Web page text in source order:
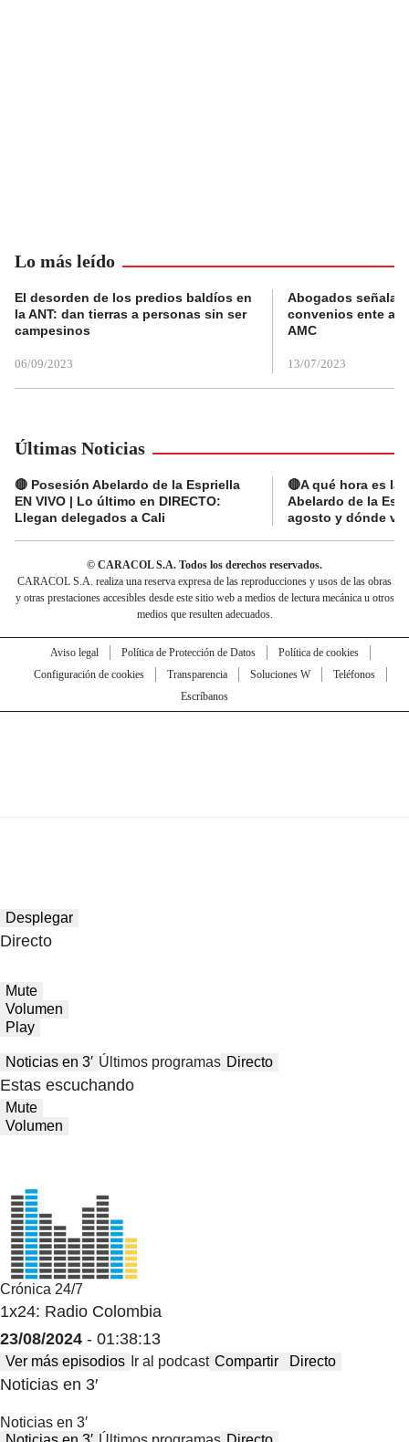
Lo más leído
El desorden de los predios baldíos en
la ANT: dan tierras a personas sin ser
campesinos
06/09/2023
Abogados
convenios ente
AMC
13/07/2023
Últimas Noticias
🔴 Posesión Abelardo de la Espriella
EN VIVO | Lo último en DIRECTO:
Llegan delegados a Cali
🔴A qué hora es la
Abelardo de la
agosto y dónde
© CARACOL S.A. Todos los derechos reservados.
CARACOL S.A. realiza una reserva expresa de las reproducciones y usos de las obras
y otras prestaciones accesibles desde este sitio web a medios de lectura mecánica u otros
medios que resulten adecuados.
Aviso legal Política de Protección de Datos
Política de cookies
Configuración de cookies
Transparencia Soluciones W
Teléfonos
Escríbanos
Desplegar
Directo
Mute
Volumen
Play
Noticias en 3′ Últimos programas Directo
Estas escuchando
Mute
Volumen
Crónica 24/7
1x24: Radio Colombia
23/08/2024 - 01:38:13
Ver más episodios Ir al podcast Compartir Directo
Noticias en 3′
Noticias en 3′